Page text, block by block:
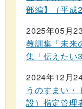
部編】（平成
2025年05月
教訓集「未来
集「伝えたい
2024年12月
うのすまい・
設）指定管理